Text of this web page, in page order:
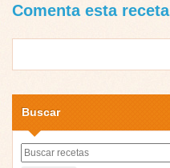
Comenta esta receta
Buscar